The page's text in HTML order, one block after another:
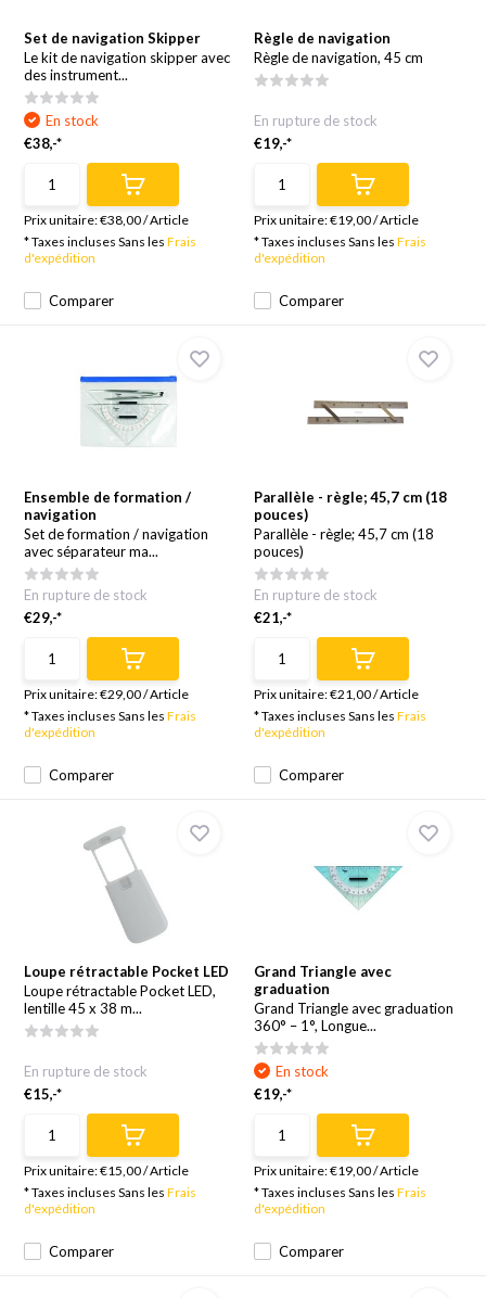
Set de navigation Skipper
Le kit de navigation skipper avec
des instrument...
Comparer
En stock
€38,-*
Prix unitaire:€38,00/Article
* Taxes incluses Sans lesFrais
d'expédition
Règle de navigation
Règle de navigation, 45 cm
Comparer
En rupture de stock
€19,-*
Prix unitaire:€19,00/Article
* Taxes incluses Sans les Frais
d'expédition
Ensemble de formation /
navigation
Set de formation / navigation
avec séparateur ma...
Comparer
En rupture de stock
€29,-*
Prix unitaire:€29,00/Article
* Taxes incluses Sans lesFrais
d'expédition
Parallèle - règle; 45,7 cm (18
pouces)
Parallèle - règle; 45,7 cm (18
pouces)
Comparer
En rupture de stock
€21,-*
Prix unitaire:€21,00/Article
* Taxes incluses Sans les Frais
d'expédition
Loupe rétractable Pocket LED
Loupe rétractable Pocket LED,
lentille 45 x 38 m...
Comparer
En rupture de stock
€15,-*
Prix unitaire:€15,00/Article
* Taxes incluses Sans lesFrais
d'expédition
Grand Triangle avec
graduation
Grand Triangle avec graduation
360° – 1°, Longue...
Comparer
En stock
€19,-*
Prix unitaire:€19,00/Article
* Taxes incluses Sans les Frais
d'expédition